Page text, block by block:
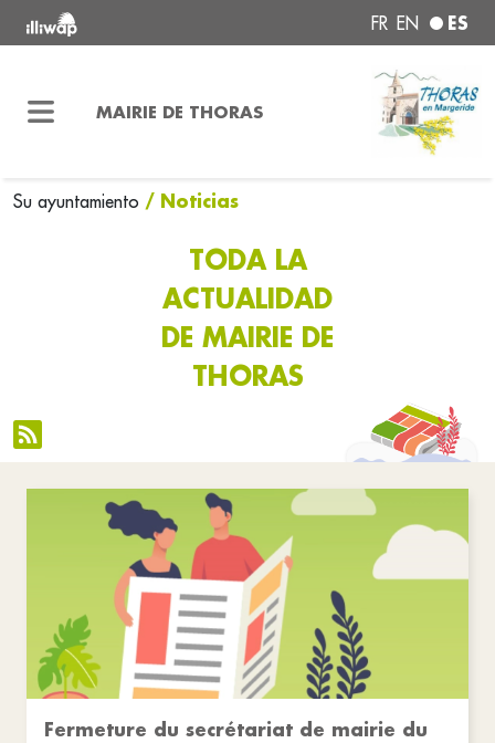
FR EN ES
MAIRIE DE THORAS
Su ayuntamiento / Noticias
TODA LA
ACTUALIDAD
DE MAIRIE DE
THORAS
Fermeture du secrétariat de mairie du